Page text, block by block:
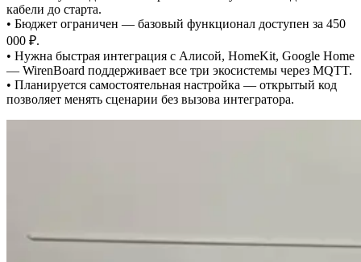
кабели до старта.
• Бюджет ограничен — базовый функционал доступен за 450
000 ₽.
• Нужна быстрая интеграция с Алисой, HomeKit, Google Home
— WirenBoard поддерживает все три экосистемы через MQTT.
• Планируется самостоятельная настройка — открытый код
позволяет менять сценарии без вызова интегратора.